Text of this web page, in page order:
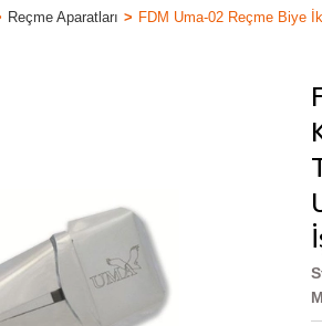
Reçme Aparatları FDM Uma-02 Reçme Biye